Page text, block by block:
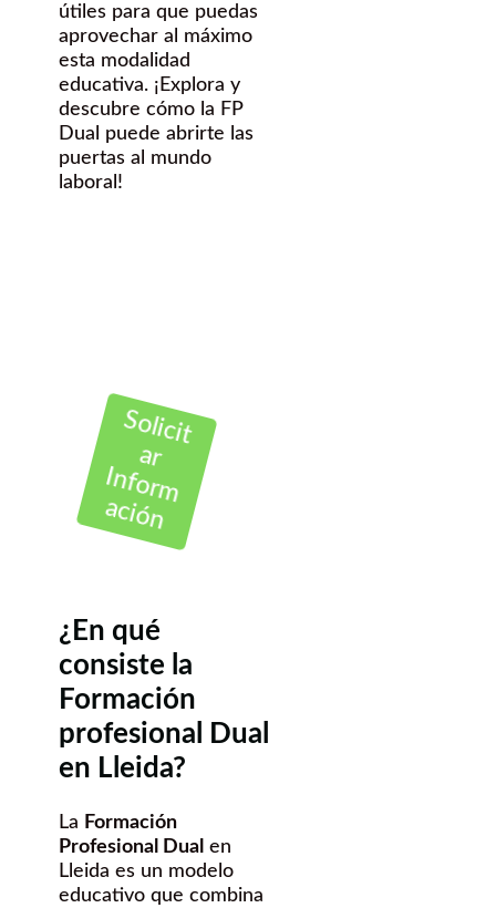
útiles para que puedas
aprovechar al máximo
esta modalidad
educativa. ¡Explora y
descubre cómo la FP
Dual puede abrirte las
puertas al mundo
laboral!
Solicit
ar
Inform
ación
¿En qué
consiste la
Formación
profesional Dual
en Lleida?
La Formación
Profesional Dual en
Lleida es un modelo
educativo que combina